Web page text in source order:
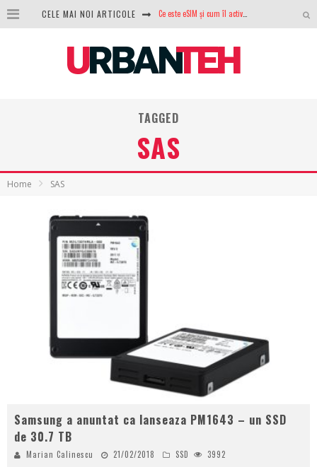
CELE MAI NOI ARTICOLE 100 GB de internet mobil gratuit de la Orange. Fără contract, fără acte și fără obligații
TAGGED
SAS
Home SAS
Samsung a anuntat ca lanseaza PM1643 – un SSD
de 30.7 TB
Marian Calinescu 21/02/2018 SSD 3992